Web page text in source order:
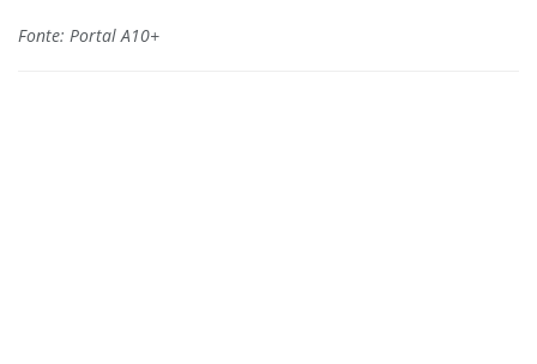
Fonte: Portal A10+